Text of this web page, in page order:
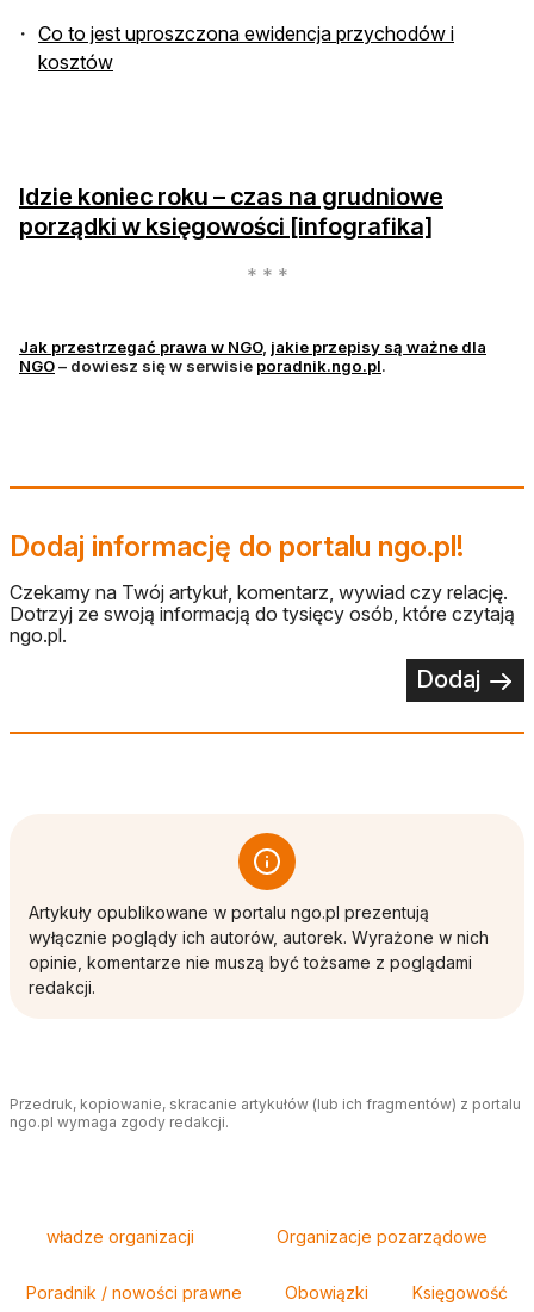
Co to jest uproszczona ewidencja przychodów i
kosztówotwiera się w nowej karcie
Idzie koniec roku – czas na grudniowe
porządki w księgowości [infografika]
Jak przestrzegać prawa w NGOotwiera się w nowej karcie
, jakie przepisy są ważne dla
NGOotwiera się w nowej karcie
– dowiesz się w serwisie poradnik.ngo.plotwiera się w
.
Dodaj informację do portalu ngo.pl!
Czekamy na Twój artykuł, komentarz, wywiad czy relację.
Dotrzyj ze swoją informacją do tysięcy osób, które czytają
ngo.pl.
Dodaj
Artykuły opublikowane w portalu ngo.pl prezentują
wyłącznie poglądy ich autorów, autorek. Wyrażone w nich
opinie, komentarze nie muszą być tożsame z poglądami
redakcji.
Przedruk, kopiowanie, skracanie artykułów (lub ich fragmentów) z portalu
ngo.pl wymaga zgody redakcji.
władze organizacji Organizacje pozarządowe
Poradnik / nowości prawne Obowiązki Księgowość